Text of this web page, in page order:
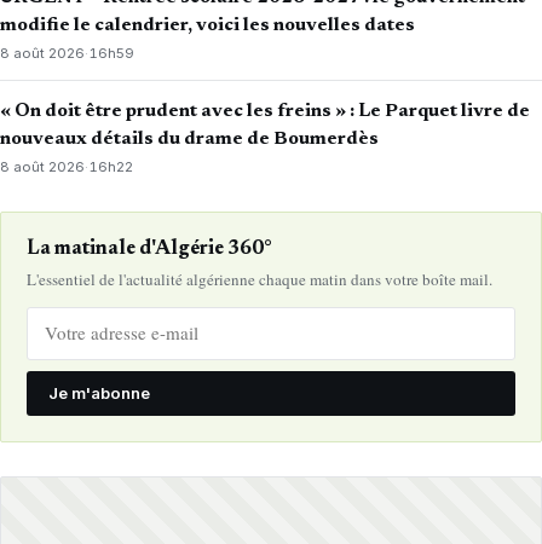
modifie le calendrier, voici les nouvelles dates
8 août 2026·16h59
« On doit être prudent avec les freins » : Le Parquet livre de
nouveaux détails du drame de Boumerdès
8 août 2026·16h22
La matinale d'Algérie 360°
L'essentiel de l'actualité algérienne chaque matin dans votre boîte mail.
Je m'abonne